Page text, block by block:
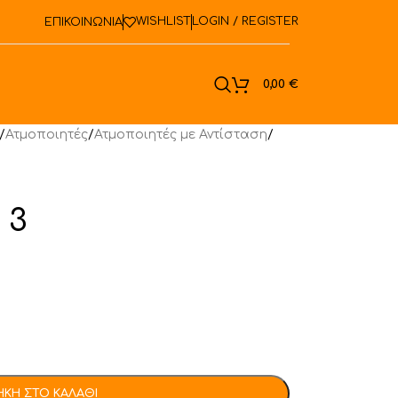
ΕΠΙΚΟΙΝΩΝΙΑ WISHLIST LOGIN / REGISTER
0,00 €
Ατμοποιητές/Ατμοποιητές με Αντίσταση/
ΣΤΟ ΚΑΛΆΘΙ